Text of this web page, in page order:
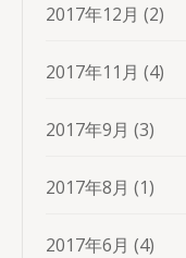
2017年12月 (2)
2017年11月 (4)
2017年9月 (3)
2017年8月 (1)
2017年6月 (4)